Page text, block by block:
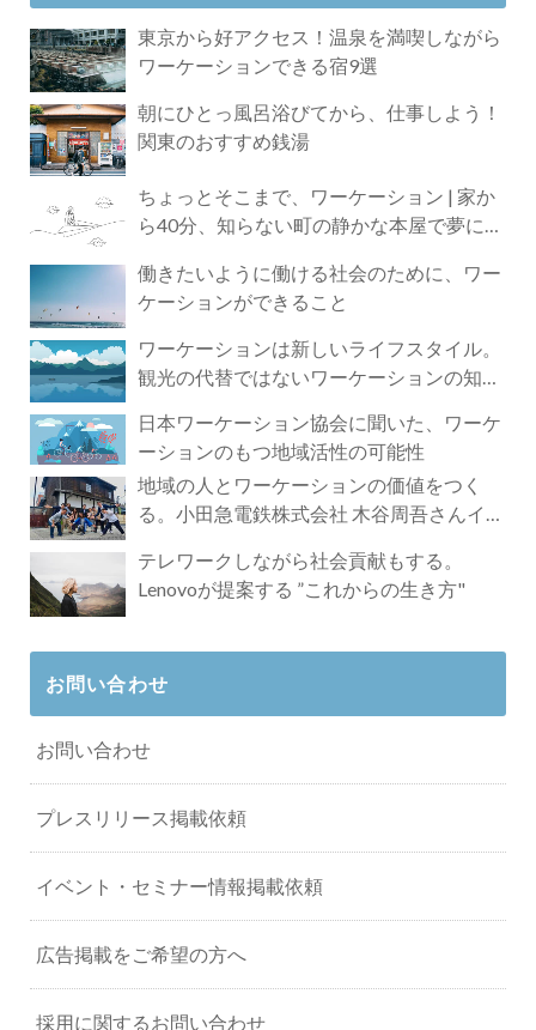
東京から好アクセス！温泉を満喫しながら
ワーケーションできる宿9選
朝にひとっ風呂浴びてから、仕事しよう！
関東のおすすめ銭湯
ちょっとそこまで、ワーケーション | 家か
ら40分、知らない町の静かな本屋で夢に近
働きたいように働ける社会のために、ワー
ケーションができること
ワーケーションは新しいライフスタイル。
観光の代替ではないワーケーションの知ら
日本ワーケーション協会に聞いた、ワーケ
ーションのもつ地域活性の可能性
地域の人とワーケーションの価値をつく
る。小田急電鉄株式会社 木谷周吾さんイン
テレワークしながら社会貢献もする。
Lenovoが提案する ”これからの生き方"
お問い合わせ
お問い合わせ
プレスリリース掲載依頼
イベント・セミナー情報掲載依頼
広告掲載をご希望の方へ
採用に関するお問い合わせ